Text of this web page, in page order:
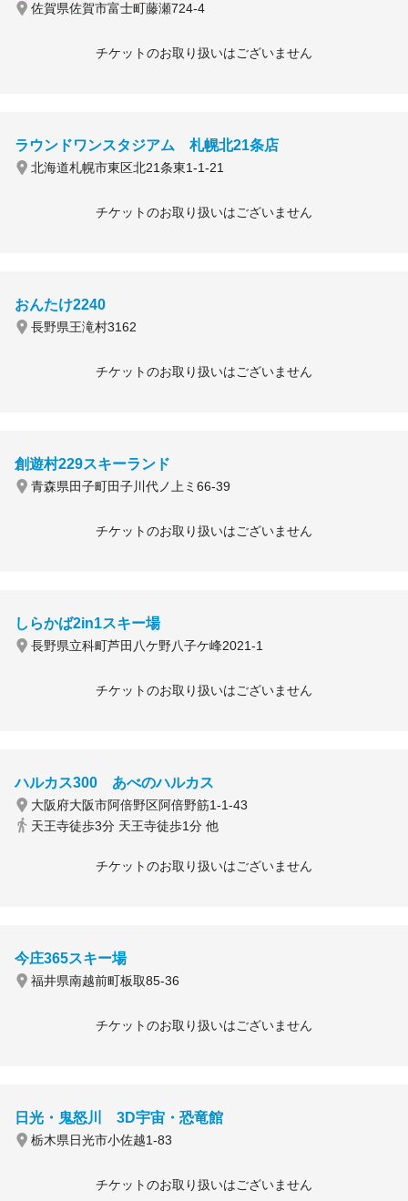
佐賀県佐賀市富士町藤瀬724-4
チケットのお取り扱いはございません
ラウンドワンスタジアム 札幌北21条店
北海道札幌市東区北21条東1-1-21
チケットのお取り扱いはございません
おんたけ2240
長野県王滝村3162
チケットのお取り扱いはございません
創遊村229スキーランド
青森県田子町田子川代ノ上ミ66-39
チケットのお取り扱いはございません
しらかば2in1スキー場
長野県立科町芦田八ケ野八子ケ峰2021-1
チケットのお取り扱いはございません
ハルカス300 あべのハルカス
大阪府大阪市阿倍野区阿倍野筋1-1-43
天王寺徒歩3分 天王寺徒歩1分 他
チケットのお取り扱いはございません
今庄365スキー場
福井県南越前町板取85-36
チケットのお取り扱いはございません
日光・鬼怒川 3D宇宙・恐竜館
栃木県日光市小佐越1-83
チケットのお取り扱いはございません